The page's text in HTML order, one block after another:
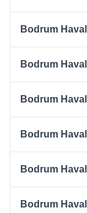
Bodrum
Bodrum
Bodrum
Bodrum
Bodrum
Bodrum